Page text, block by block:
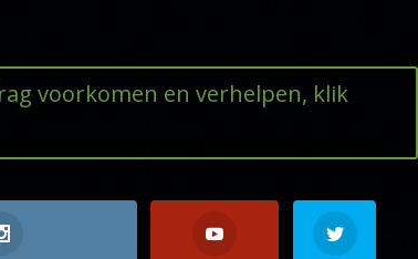
voorkomen en verhelpen, klik